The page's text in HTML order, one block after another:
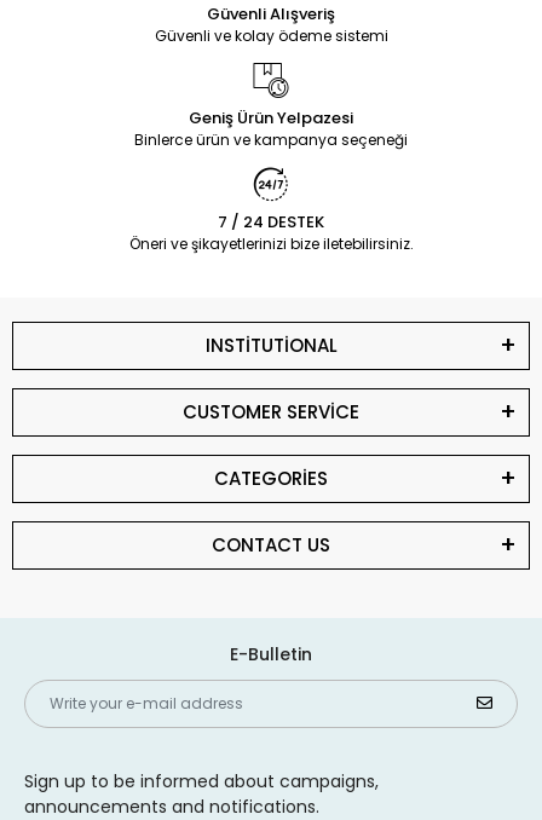
Güvenli Alışveriş
Güvenli ve kolay ödeme sistemi
Geniş Ürün Yelpazesi
Binlerce ürün ve kampanya seçeneği
7 / 24 DESTEK
Öneri ve şikayetlerinizi bize iletebilirsiniz.
INSTİTUTİONAL
CUSTOMER SERVİCE
CATEGORİES
CONTACT US
E-Bulletin
Sign up to be informed about campaigns,
announcements and notifications.